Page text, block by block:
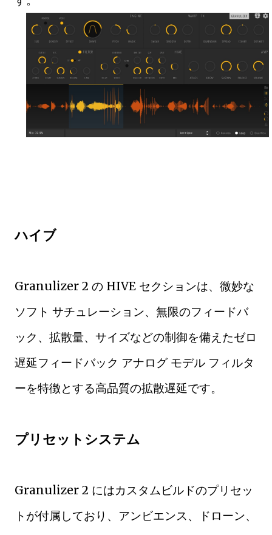
ハイブ
Granulizer 2 の HIVE セクションは、微妙な
ソフト サチュレーション、無限のフィードバ
ック、拡散量、サイズなどの制御を備えたゼロ
遅延フィードバック アナログ モデル フィルタ
ーを特徴とする高品質の拡散遅延です。
プリセットシステム
Granulizer 2 にはカスタムビルドのプリセッ
トが付属しており、アンビエンス、ドローン、